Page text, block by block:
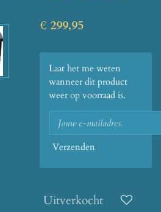
€ 299,95
Laat het me weten
wanneer dit product
weer op voorraad is.
Verzenden
Uitverkocht